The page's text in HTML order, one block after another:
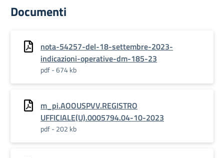
Documenti
nota-54257-del-18-settembre-2023-
indicazioni-operative-dm-185-23
pdf - 674 kb
m_pi.AOOUSPVV.REGISTRO
UFFICIALE(U).0005794.04-10-2023
pdf - 202 kb